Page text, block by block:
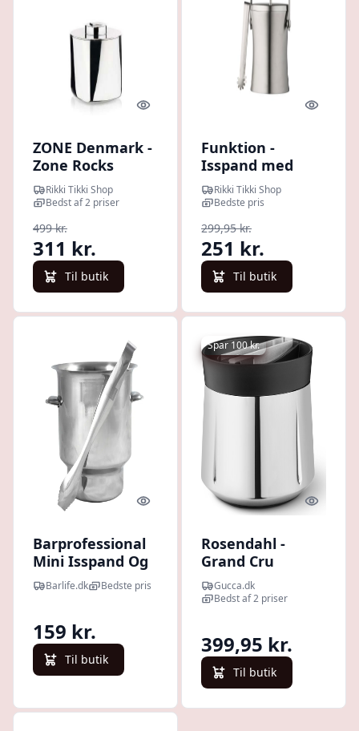
Quick look
ZONE Denmark -
Zone Rocks
Isspand med
tang Dia. 13 x 12
Steel
Rikki Tikki Shop
Bedst af 2 priser
499 kr.
311 kr.
Til butik
Quick
Funktion -
Isspand med
tang Dia 12,2 x
16,3 cm
Rikki Tikki Shop
Bedste pris
299,95 kr.
251 kr.
Til butik
Quick look
Barprofessional
Mini Isspand Og
Tang
Barlife.dk Bedste pris
159 kr.
Til butik
Spar 100 kr.
Quick
Rosendahl -
Grand Cru
Barware Isspand
ø16 Cm - Stål
Gucca.dk
Bedst af 2 priser
399,95 kr.
Til butik